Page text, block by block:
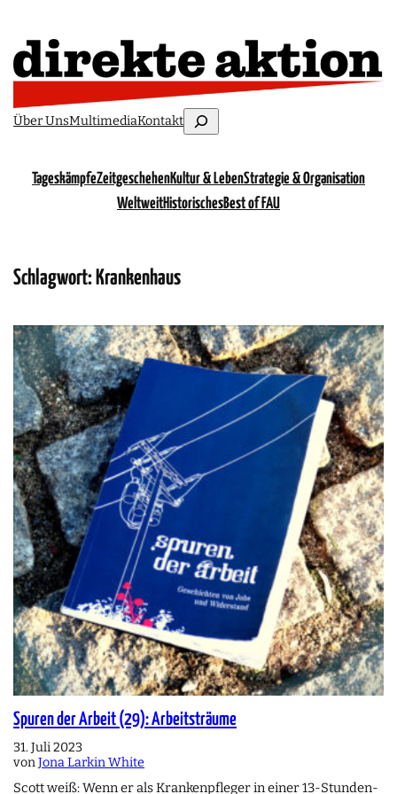
Über UnsMultimediaKontaktSuchen
TageskämpfeZeitgeschehenKultur & LebenStrategie & Organisation
WeltweitHistorischesBest of FAU
Schlagwort: Krankenhaus
Spuren der Arbeit (29): Arbeitsträume
31. Juli 2023
vonJona Larkin White
Scott weiß: Wenn er als Krankenpfleger in einer 13-Stunden-